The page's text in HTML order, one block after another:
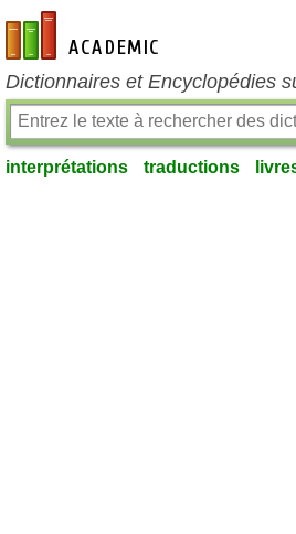
fr-academic.com
Dictionnaires et Encyclopédies
interprétations traductions